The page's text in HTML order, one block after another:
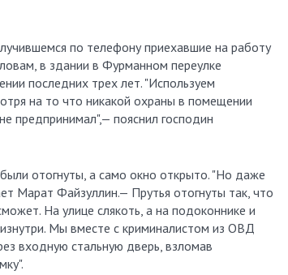
по телефону приехавшие на работу
в здании в Фурманном переулке
последних трех лет. "Используем
на то что никакой охраны в помещении
предпринимал",— пояснил господин
отогнуты, а само окно открыто. "Но даже
Марат Файзуллин.— Прутья отогнуты так, что
На улице слякоть, а на подоконнике и
Мы вместе с криминалистом из ОВД
входную стальную дверь, взломав